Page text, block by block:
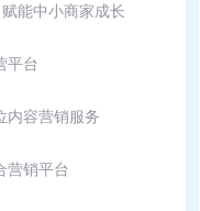
能中小商家成长
平台
内容营销服务
营销平台